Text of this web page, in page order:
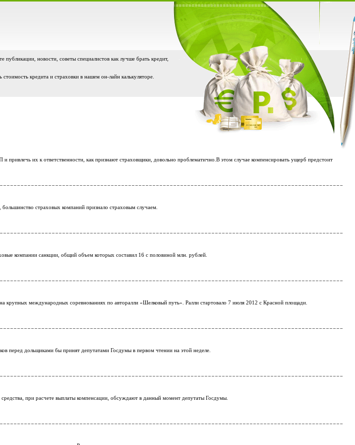
новости, советы специалистов как лучше брать кредит,
кредита и страховки в нашем он-лайн калькуляторе.
привлечь их к ответственности, как признают страховщики, довольно проблематично.В этом случае компенсировать ущерб предстоит
страховых компаний признало страховым случаем.
компании санкции, общий объем которых составил 16 с половиной млн. рублей.
крупных международных соревнованиях по авторалли «Шелковый путь». Ралли стартовало 7 июля 2012 с Красной площади.
перед дольщиками бы принят депутатами Госдумы в первом чтении на этой неделе.
при расчете выплаты компенсации, обсуждают в данный момент депутаты Госдумы.